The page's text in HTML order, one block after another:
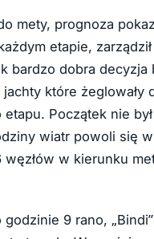
mety, prognoza
etapie,
bardzo dobra
które
Początek nie
wiatr powoli się
węzłów w kierunku
9 rano,